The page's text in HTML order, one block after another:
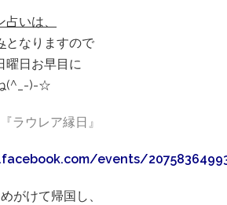
いは、
となりますので
曜日お早目に
(^_-)-☆
ラウレア縁日』
events/
がけて帰国し、